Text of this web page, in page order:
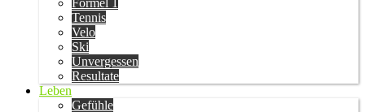
Formel 1
Tennis
Velo
Ski
Unvergessen
Resultate
Leben
Gefühle